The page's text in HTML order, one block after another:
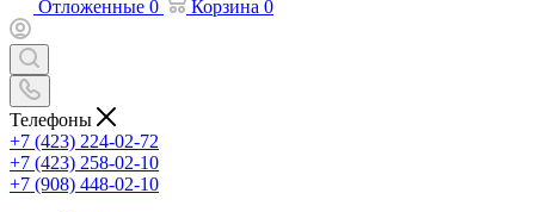
Отложенные 0 Корзина 0
Телефоны
+7 (423) 224-02-72
+7 (423) 258-02-10
+7 (908) 448-02-10